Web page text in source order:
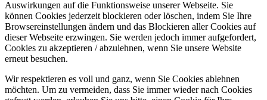
Auswirkungen auf die Funktionsweise unserer Webseite. Sie
können Cookies jederzeit blockieren oder löschen, indem Sie Ihre
Browsereinstellungen ändern und das Blockieren aller Cookies auf
dieser Webseite erzwingen. Sie werden jedoch immer aufgefordert,
Cookies zu akzeptieren / abzulehnen, wenn Sie unsere Website
erneut besuchen.
Wir respektieren es voll und ganz, wenn Sie Cookies ablehnen
möchten. Um zu vermeiden, dass Sie immer wieder nach Cookies